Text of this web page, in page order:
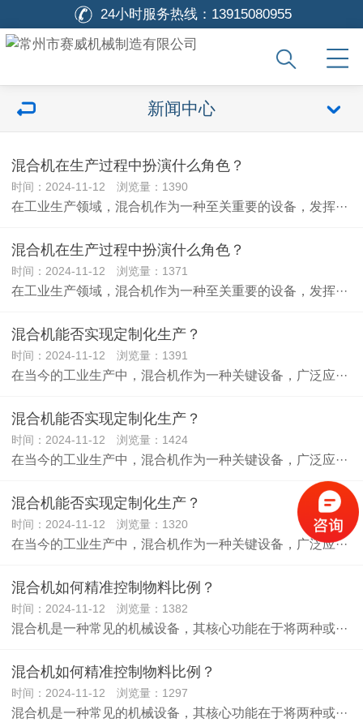
24小时服务热线： 13915080955
新闻中心
混合机在生产过程中扮演什么角色？
时间：2024-11-12 浏览量：1390
在工业生产领域，混合机作为一种至关重要的设备，发挥···
混合机在生产过程中扮演什么角色？
时间：2024-11-12 浏览量：1371
在工业生产领域，混合机作为一种至关重要的设备，发挥···
混合机能否实现定制化生产？
时间：2024-11-12 浏览量：1391
在当今的工业生产中，混合机作为一种关键设备，广泛应···
混合机能否实现定制化生产？
时间：2024-11-12 浏览量：1424
在当今的工业生产中，混合机作为一种关键设备，广泛应···
混合机能否实现定制化生产？
时间：2024-11-12 浏览量：1320
在当今的工业生产中，混合机作为一种关键设备，广泛应···
混合机如何精准控制物料比例？
时间：2024-11-12 浏览量：1382
混合机是一种常见的机械设备，其核心功能在于将两种或···
混合机如何精准控制物料比例？
时间：2024-11-12 浏览量：1297
混合机是一种常见的机械设备，其核心功能在于将两种或···